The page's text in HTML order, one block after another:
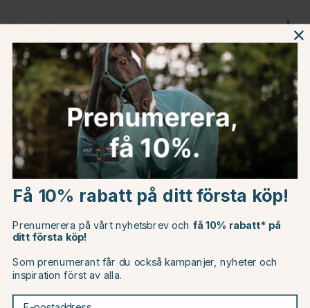
Beskrivning
Om tillverkaren
Omdömen
Du kanske även är intresserad av
Choose country
EU
Få 10% rabatt på ditt första köp!
Prenumerera på vårt nyhetsbrev och få 10% rabatt* på
ditt första köp!
Som prenumerant får du också kampanjer, nyheter och
inspiration först av alla.
E-postaddress